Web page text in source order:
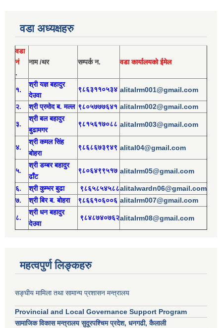
वडा अध्यक्षहरु
वडा
नं
.
नाम /थर सम्पर्क न. वडा कार्यालयको ईमेल
१.
श्री यज्ञ बहादुर
देउवा
९८६३११०५३४ alitalrm001@gmail.com
२. श्रीप्रमोदब. मल्ल ९८०५७७७६४१ alitalrm002@gmail.com
३.
श्रीबल बहादुर
बुढामगर
९८१५६१७०८८ alitalrm003@gmail.com
४.
श्री कमल सिंह
बोहरा
९८६८६७३९४९ alital04@gmail.com
५.
श्री डम्बर बहादुर
ढाँट
९८०६४९९५१७ alitalrm05@gmail.com
६. श्री कुम्भर बुढा ९८६५८५४५८८alitalwardn06@gmail.com
७. श्री बिर ब. बोहरा ९८६६१०६००६ alitalrm007@gmail.com
८.
श्री धन बहादुर
देउवा
९८४८७४०७६२alitalrm08@gmail.com
महत्वपुर्ण लिङ्कहरु
सङ्घीय मामिला तथा सामान्य प्रशासन मन्त्रालय
Provincial and Local Governance Support Program
सामाजिक विकास मन्त्रालय सुदूरपश्चिम प्रदेश, धनगढी, कैलाली